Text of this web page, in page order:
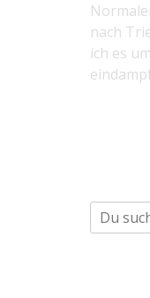
nach
ich es
Suche
nach: